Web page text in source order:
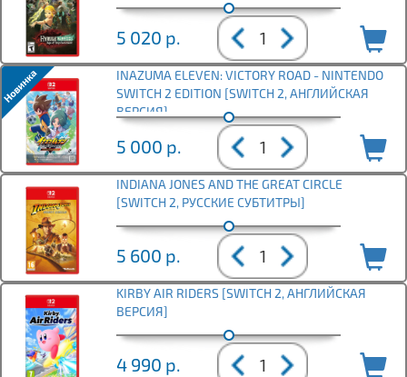
5 020 р.
INAZUMA ELEVEN: VICTORY ROAD - NINTENDO
SWITCH 2 EDITION [SWITCH 2, АНГЛИЙСКАЯ
ВЕРСИЯ]
5 000 р.
INDIANA JONES AND THE GREAT CIRCLE
[SWITCH 2, РУССКИЕ СУБТИТРЫ]
5 600 р.
KIRBY AIR RIDERS [SWITCH 2, АНГЛИЙСКАЯ
ВЕРСИЯ]
4 990 р.